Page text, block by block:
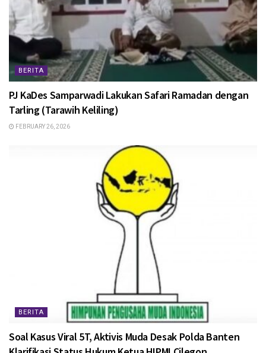
BERITA
PJ KaDes Samparwadi Lakukan Safari Ramadan dengan
Tarling (Tarawih Keliling)
FEBRUARY 26, 2026
BERITA
Soal Kasus Viral 5T, Aktivis Muda Desak Polda Banten